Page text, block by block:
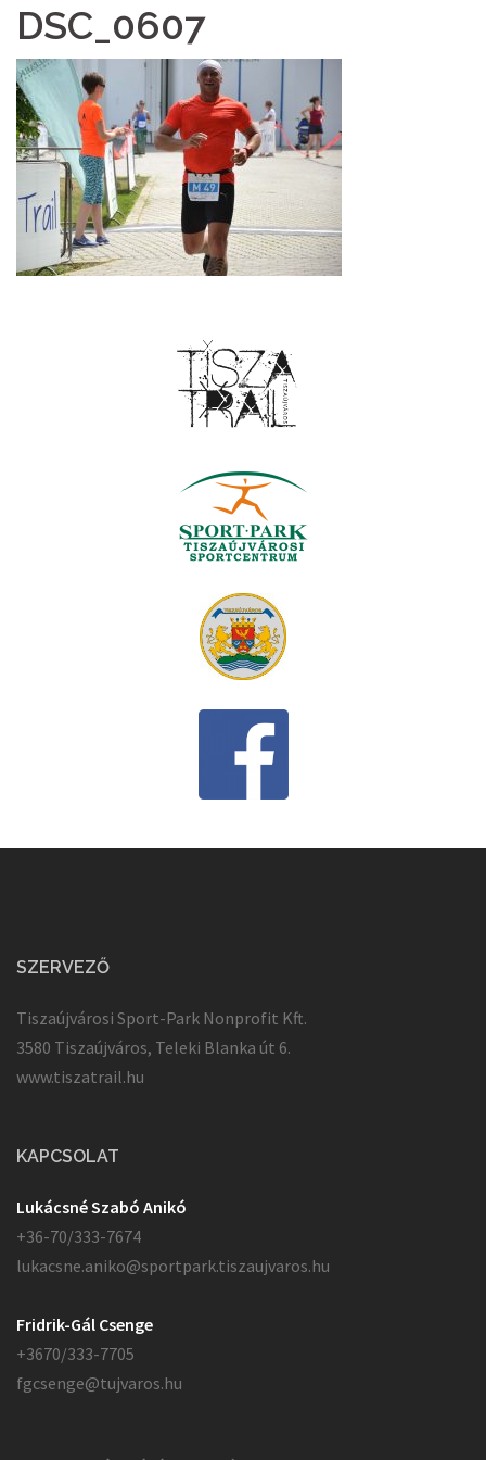
DSC_0607
SZERVEZŐ
Tiszaújvárosi Sport-Park Nonprofit Kft.
3580 Tiszaújváros, Teleki Blanka út 6.
www.tiszatrail.hu
KAPCSOLAT
Lukácsné Szabó Anikó
+36-70/333-7674
lukacsne.aniko@sportpark.tiszaujvaros.hu
Fridrik-Gál Csenge
+3670/333-7705
fgcsenge@tujvaros.hu